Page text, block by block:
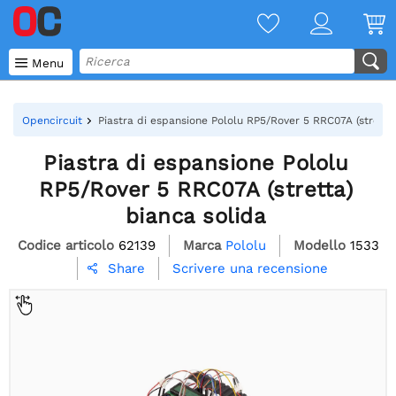
 Menu
Opencircuit Piastra di espansione Pololu RP5/Rover 5 RRC07A
Piastra di espansione Pololu
RP5/Rover 5 RRC07A (stretta)
bianca solida
Codice articolo 62139 Marca Pololu Modello 1533
 Share Scrivere una recensione